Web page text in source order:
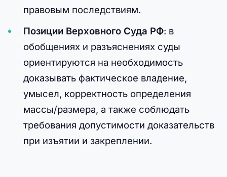
правовым последствиям.
Позиции Верховного Суда РФ: в
обобщениях и разъяснениях суды
ориентируются на необходимость
доказывать фактическое владение,
умысел, корректность определения
массы/размера, а также соблюдать
требования допустимости доказательств
при изъятии и закреплении.